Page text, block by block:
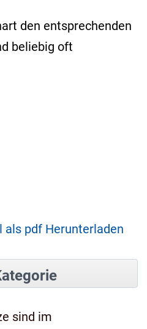
den entsprechenden
beliebig oft
als pdf Herunterladen
sind im